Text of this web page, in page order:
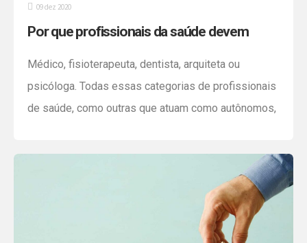
09 dez 2020
Por que profissionais da saúde devem
Médico, fisioterapeuta, dentista, arquiteta ou
psicóloga. Todas essas categorias de profissionais
de saúde, como outras que atuam como autônomos,
Isso porque a probabilidade de pagar menos
impostos é grande. Em geral, essas categorias
estão classificadas no regime do Simples Nacional,